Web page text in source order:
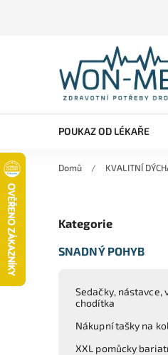
POUKAZ OD LÉKAŘE
Domů / KVALITNÍ
Kategorie
SNADNÝ POHYB
Sedačky, nástavce,
chodítka
Nákupní tašky na
XXL pomůcky